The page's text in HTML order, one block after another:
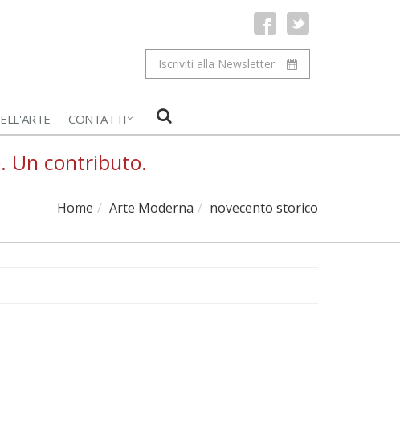
Iscriviti alla Newsletter
CONTATTI
Un contributo.
Home Arte Moderna novecento storico